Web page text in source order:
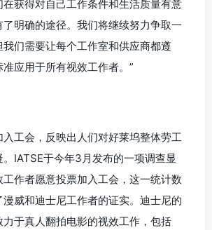
获得对自己工作条件和生活质量有意
了明确的途径。我们将继续努力争取一
们需要让每个工作室和供应商都遵
应用于所有视效工作者。”
工会，反映出人们对好莱坞整体劳工
IATSE于今年3月发布的一项调查显
作者愿意投票加入工会，这一统计数
威和迪士尼工作者的证实。迪士尼的
于真人翻拍电影的视效工作，包括